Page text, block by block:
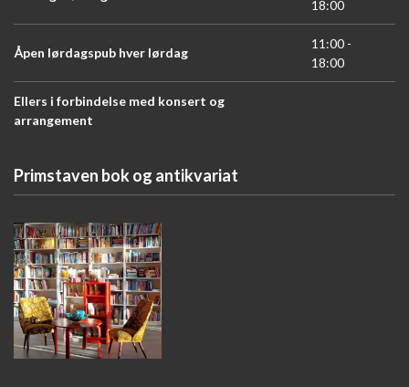
18:00
Åpen lørdagspub hver lørdag
11:00 -
18:00
Ellers i forbindelse med konsert og
arrangement
Primstaven bok og antikvariat